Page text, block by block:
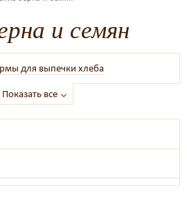
и семян
для выпечки хлеба
Другие формы для выпечки
Тёрки
Кастрюли
Показать все